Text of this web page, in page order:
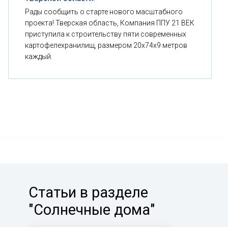
Рады сообщить о старте нового масштабного
проекта! Тверская область, Компания ППУ 21 ВЕК
приступила к строительству пяти современных
картофелехранилищ, размером 20x74x9 метров
каждый.
Статьи в разделе
"Солнечные дома"